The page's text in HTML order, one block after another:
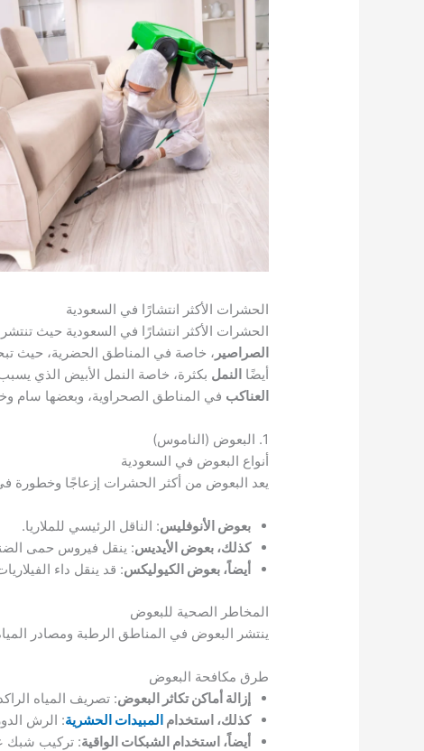
الحشرات الأكثر انتشارًا في السعودية
الحشرات الأكثر انتشارًا في السعودية حيث
الصراصير ، خاصة في المناطق الحضرية، حيث
أيضًاالنمل بكثرة، خاصة النمل الأبيض الذي
العناكب في المناطق الصحراوية، وبعضها سام
1. البعوض (الناموس)
أنواع البعوض في السعودية
يعد البعوض من أكثر الحشرات إزعاجًا وخطورة
بعوض الأنوفليس: الناقل الرئيسي للملاريا.
كذلك، بعوض الأيديس: ينقل فيروس حمى
أيضاً، بعوض الكيوليكس: قد ينقل داء
المخاطر الصحية للبعوض
ينتشر البعوض في المناطق الرطبة ومصادر
طرق مكافحة البعوض
إزالة أماكن تكاثر البعوض: تصريف المياه
كذلك، استخدامالمبيدات الحشرية: الرش
أيضاً، استخدام الشبكات الواقية: تركيب شبك